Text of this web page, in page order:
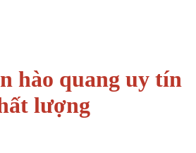
hào quang uy tín
lượng